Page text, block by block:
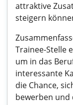
attraktive
steigern
Trainee-Stelle
um in das
interessante
die Chance,
bewerben und